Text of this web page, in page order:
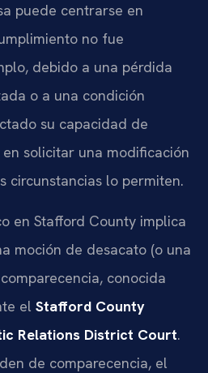
puede centrarse en
no fue
debido a una pérdida
o a una condición
su capacidad de
solicitar una modificación
circunstancias lo permiten.
en Stafford County implica
moción de desacato (o una
conocida
el Stafford County
Relations District Court.
de comparecencia, el